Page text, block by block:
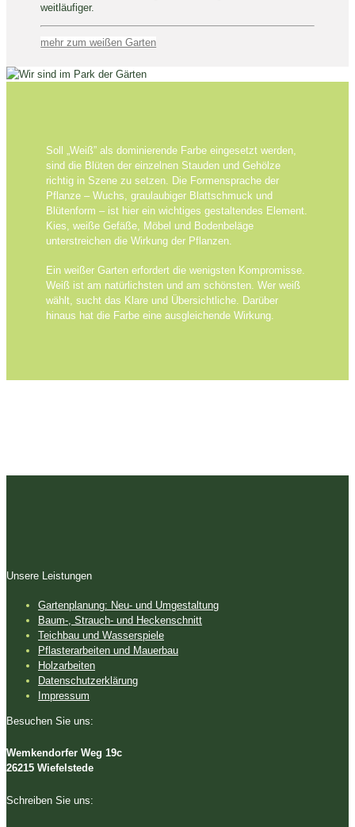
weitläufiger.
mehr zum weißen Garten
Soll „Weiß” als dominierende Farbe eingesetzt werden,
sind die Blüten der einzelnen Stauden und Gehölze
richtig in Szene zu setzen. Die Formensprache der
Pflanze – Wuchs, graulaubiger Blattschmuck und
Blütenform – ist hier ein wichtiges gestaltendes Element.
Kies, weiße Gefäße, Möbel und Bodenbeläge
unterstreichen die Wirkung der Pflanzen.
Ein weißer Garten erfordert die wenigsten Kompromisse.
Weiß ist am natürlichsten und am schönsten. Wer weiß
wählt, sucht das Klare und Übersichtliche. Darüber
hinaus hat die Farbe eine ausgleichende Wirkung.
Unsere Leistungen
Gartenplanung: Neu- und Umgestaltung
Baum-, Strauch- und Heckenschnitt
Teichbau und Wasserspiele
Pflasterarbeiten und Mauerbau
Holzarbeiten
Datenschutzerklärung
Impressum
Besuchen Sie uns:
Wemkendorfer Weg 19c
26215 Wiefelstede
Schreiben Sie uns: